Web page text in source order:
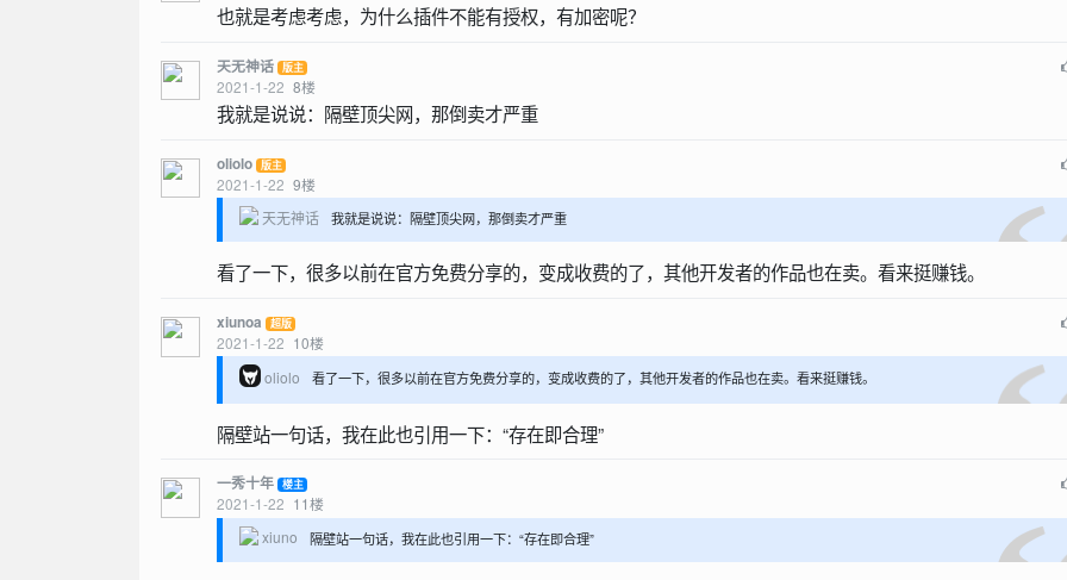
也就是考虑考虑，为什么插件不能有授权，有加密呢？
天无神话 版主
2021-1-22 8楼
我就是说说：隔壁顶尖网，那倒卖才严重
oliolo 版主
2021-1-22 9楼
天无神话 我就是说说：隔壁顶尖网，那倒卖才严重
看了一下，很多以前在官方免费分享的，变成收费的了，其他开发者的作品也在卖。看来挺赚钱。
xiunoa 超版
2021-1-22 10楼
oliolo 看了一下，很多以前在官方免费分享的，变成收费的了，其他开发者的作品也在卖。看来挺赚钱。
隔壁站一句话，我在此也引用一下：“存在即合理”
一秀十年 楼主
2021-1-22 11楼
xiuno 隔壁站一句话，我在此也引用一下：“存在即合理”